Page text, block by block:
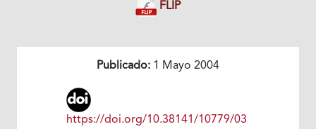
FLIP
Publicado: 1 Mayo 2004
https://doi.org/10.38141/10779/03